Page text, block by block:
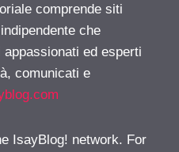
comprende siti
che
ed esperti
comunicati e
IsayBlog! network. For